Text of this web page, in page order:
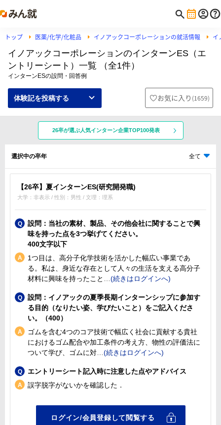
トップ 医薬/化学/化粧品 イノアックコーポレーションの就活情報 イ
イノアックコーポレーションのインターンES（エ
ントリーシート）一覧 （全1件）
インターンESの設問・回答例
体験記を投稿する お気に入り (1659)
26卒が選ぶ人気インターン企業TOP100発表
選択中の卒年 全て
【26卒】夏インターンES(研究開発職)
大学：非表示 / 性別：男性 / 文理：理系
設問：当社の素材、製品、その他会社に関することで興
味を持った点を3つ挙げてください。
400文字以下
1つ目は、高分子化学技術を活かした幅広い事業であ
る。私は、身近な存在として人々の生活を支える高分子
材料に興味を持ったこと
設問：イノアックの夏季長期インターンシップに参加す
る目的（なりたい姿、学びたいこと）をご記入くださ
い。（400）
ゴムを含む4つのコア技術で幅広く社会に貢献する貴社
におけるゴム配合や加工条件の考え方、物性の評価法に
ついて学び、ゴムに対
エントリーシート記入時に注意した点やアドバイス
誤字脱字がないかを確認した．